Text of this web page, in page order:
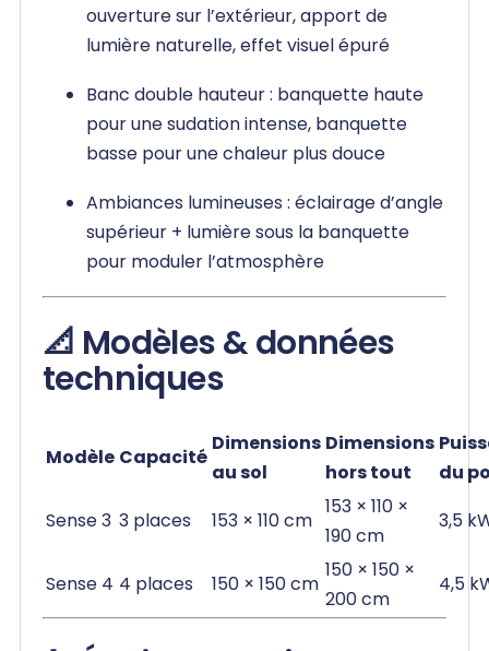
ouverture sur l’extérieur, apport de
lumière naturelle, effet visuel épuré
Banc double hauteur : banquette haute
pour une sudation intense, banquette
basse pour une chaleur plus douce
Ambiances lumineuses : éclairage d’angle
supérieur + lumière sous la banquette
pour moduler l’atmosphère
📐 Modèles & données
techniques
Modèle Capacité
Dimensions
au sol
Dimensions
hors tout
du
Sense 3 3 places 153 × 110 cm
153 × 110 ×
190 cm
3,5
Sense 4 4 places 150 × 150 cm
150 × 150 ×
200 cm
4,5